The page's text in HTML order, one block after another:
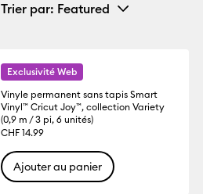
Trier par: Featured
Exclusivité Web
Vinyle permanent sans tapis Smart
Vinyl™ Cricut Joy™, collection Variety
(0,9 m / 3 pi, 6 unités)
CHF 14.99
Ajouter au panier